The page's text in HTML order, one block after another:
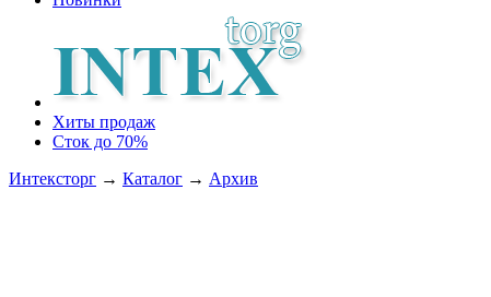
Хиты продаж
Сток до 70%
Интексторг → Каталог → Архив